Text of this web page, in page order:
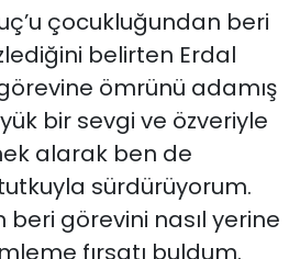
çocukluğundan beri
belirten Erdal
ömrünü adamış
bir sevgi ve özveriyle
alarak ben de
sürdürüyorum.
görevini nasıl yerine
fırsatı buldum.